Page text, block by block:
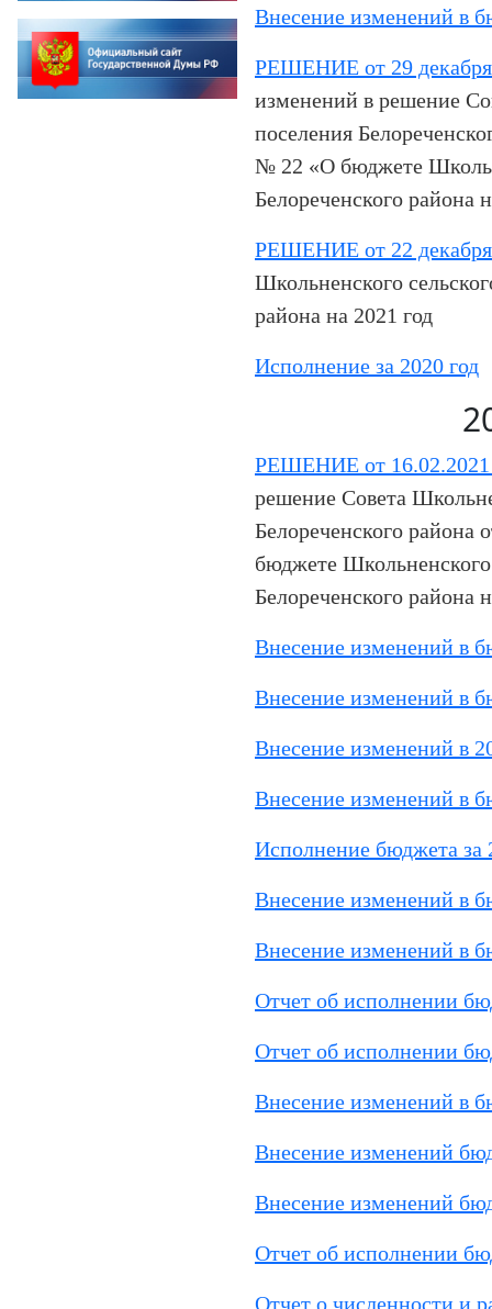
Внесение изменений в
РЕШЕНИЕ от 29
изменений в решение
поселения
№ 22 «О бюджете
Белореченского района
РЕШЕНИЕ от 22
Школьненского
района на 2021 год
Исполнение за 2020 год
РЕШЕНИЕ от
решение Совета
Белореченского района
бюджете Школьненского
Белореченского района
Внесение изменений в
Внесение изменений в
Внесение изменений в
Внесение изменений в
Исполнение бюджета за
Внесение изменений в
Внесение изменений в
Отчет об исполнении
Отчет об исполнении
Внесение изменений в
Внесение изменений
Внесение изменений
Отчет об исполнении
Отчет о численности и